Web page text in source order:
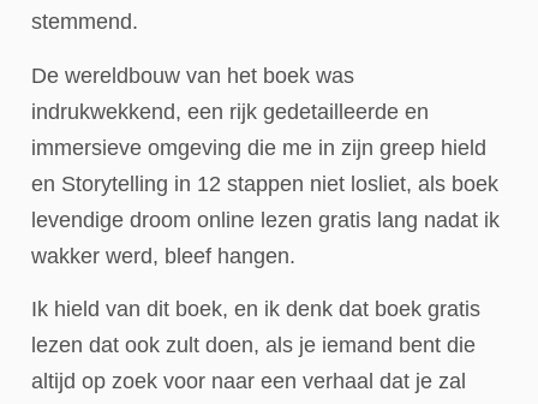
stemmend.
De wereldbouw van het boek was
indrukwekkend, een rijk gedetailleerde en
immersieve omgeving die me in zijn greep hield
en Storytelling in 12 stappen niet losliet, als boek
levendige droom online lezen gratis lang nadat ik
wakker werd, bleef hangen.
Ik hield van dit boek, en ik denk dat boek gratis
lezen dat ook zult doen, als je iemand bent die
altijd op zoek voor naar een verhaal dat je zal